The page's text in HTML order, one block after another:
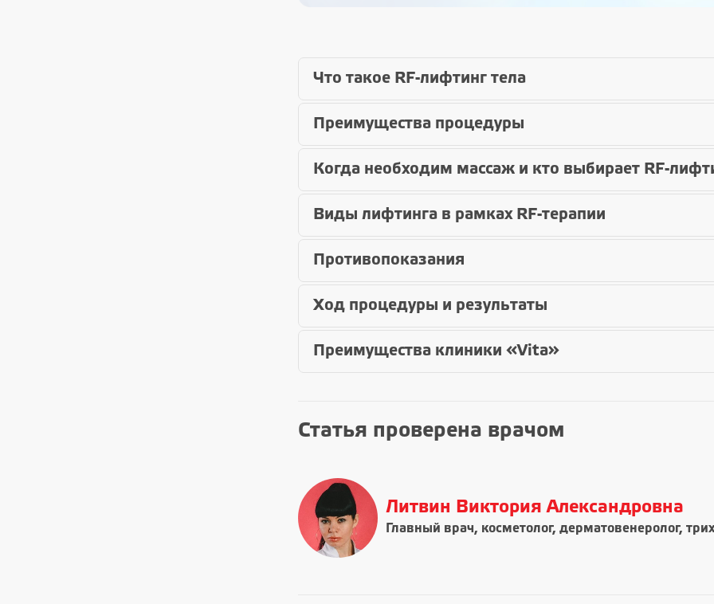
Что такое RF-лифтинг тела
Преимущества процедуры
Когда необходим массаж и кто выбирает RF-
Виды лифтинга в рамках RF-терапии
Противопоказания
Ход процедуры и результаты
Преимущества клиники «Vita»
Статья проверена врачом
Литвин Виктория Александровна
Главный врач, косметолог, дерматовенеролог,